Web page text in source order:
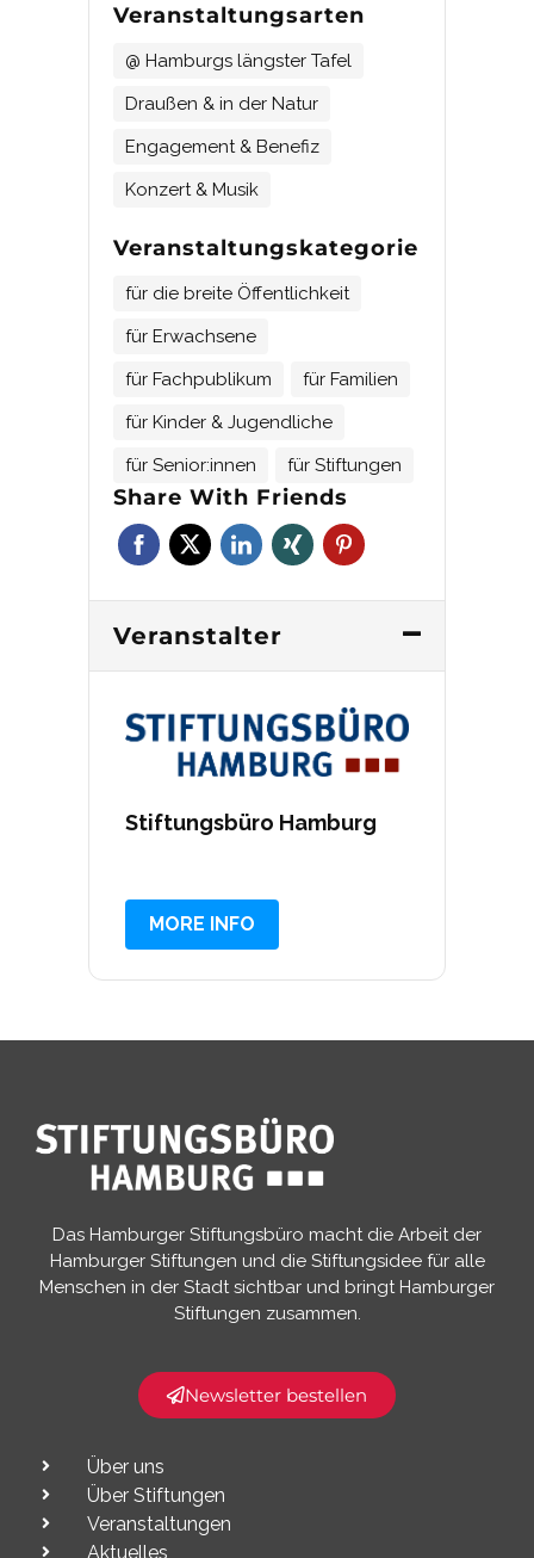
Veranstaltungsarten
@ Hamburgs längster Tafel
Draußen & in der Natur
Engagement & Benefiz
Konzert & Musik
Veranstaltungskategorie
für die breite Öffentlichkeit
für Erwachsene
für Fachpublikum
für Familien
für Kinder & Jugendliche
für Senior:innen
für Stiftungen
Share With Friends
Veranstalter
Stiftungsbüro Hamburg
MORE INFO
Das Hamburger Stiftungsbüro macht die Arbeit der
Hamburger Stiftungen und die Stiftungsidee für alle
Menschen in der Stadt sichtbar und bringt Hamburger
Stiftungen zusammen.​
Newsletter bestellen
Über uns
Über Stiftungen
Veranstaltungen
Aktuelles